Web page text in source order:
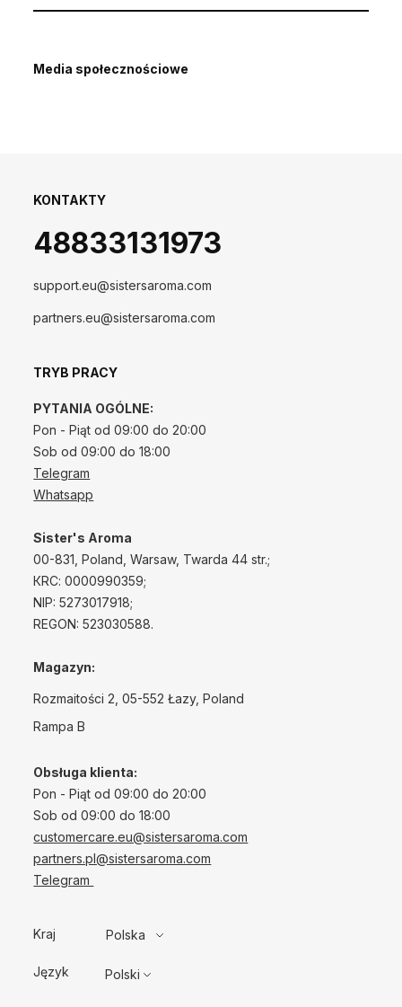
Media społecznościowe
KONTAKTY
48833131973
support.eu@sistersaroma.com
partners.eu@sistersaroma.com
TRYB PRACY
PYTANIA OGÓLNE:
Pon - Piąt od 09:00 do 20:00
Sob od 09:00 do 18:00
Telegram
Whatsapp
Sister's Aroma
00-831, Poland, Warsaw, Twarda 44 str.;
КRС: 0000990359;
NIP: 5273017918;
REGON: 523030588.
Magazyn:
Rozmaitości 2, 05-552 Łazy, Poland
Rampa B
Obsługa klienta:
Pon - Piąt od 09:00 do 20:00
Sob od 09:00 do 18:00
customercare.eu@sistersaroma.com
partners.pl@sistersaroma.com
Telegram
Kraj Polska
Język Polski